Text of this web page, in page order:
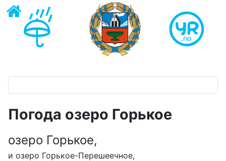
Погода озеро Горькое
озеро Горькое,
и озеро Горькое-Перешеечное,